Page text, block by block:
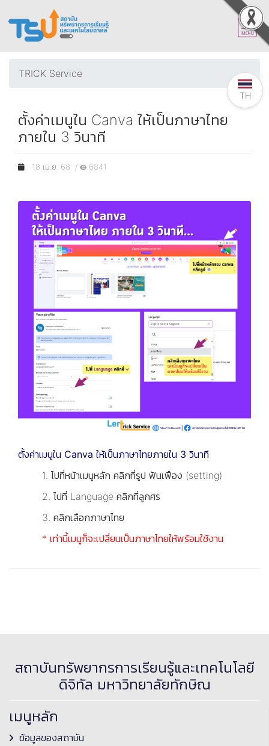
TRICK Service
ตั้งค่าเมนูใน Canva ให้เป็นภาษาไทย
ภายใน 3 วินาที
18 เม.ย. 68 / 6841
ตั้งค่าเมนูใน Canva ให้เป็นภาษาไทยภายใน 3 วินาที
1. ไปที่หน้าเมนูหลัก คลิกที่รูป ฟันเฟือง (setting)
2. ไปที่ Language คลิกที่ลูกศร
3. คลิกเลือกภาษาไทย
* เท่านี้เมนูก็จะเปลี่ยนเป็นภาษาไทยให้พร้อมใช้งาน
สถาบันทรัพยากรการเรียนรู้และเทคโนโลยี
ดิจิทัล มหาวิทยาลัยทักษิณ
เมนูหลัก
ข้อมูลของสถาบัน
TH